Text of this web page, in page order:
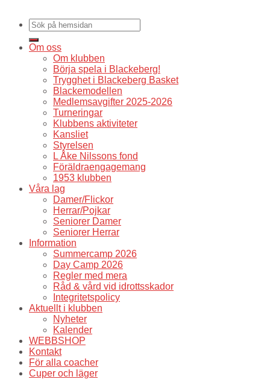
Om oss
Om klubben
Börja spela i Blackeberg!
Trygghet i Blackeberg Basket
Blackemodellen
Medlemsavgifter 2025-2026
Turneringar
Klubbens aktiviteter
Kansliet
Styrelsen
L Åke Nilssons fond
Föräldraengagemang
1953 klubben
Våra lag
Damer/Flickor
Herrar/Pojkar
Seniorer Damer
Seniorer Herrar
Information
Summercamp 2026
Day Camp 2026
Regler med mera
Råd & vård vid idrottsskador
Integritetspolicy
Aktuellt i klubben
Nyheter
Kalender
WEBBSHOP
Kontakt
För alla coacher
Cuper och läger